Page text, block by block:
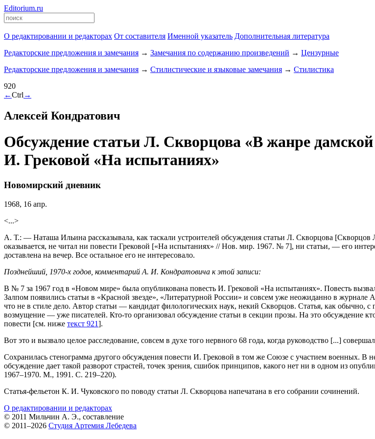
Editorium.ru
О редактировании и редакторах От составителя Именной указатель Дополнительная литература
Редакторские предложения и замечания → Замечания по содержанию произведений → Цензурные
Редакторские предложения и замечания → Стилистические и языковые замечания → Стилистика
920
←Ctrl →
Алексей Кондратович
Обсуждение статьи Л. Скворцова «В жанре дамской
И. Грековой «На испытаниях»
Новомирский дневник
1968, 16 апр.
<...>
А. Т.: — Наташа Ильина рассказывала, как таскали устроителей обсуждения статьи Л. Скворцова
оказывается, не читал ни повести Грековой [«На испытаниях» // Нов. мир. 1967. № 7], ни статьи, — его
доставлена на вечер. Все остальное его не интересовало.
Позднейший, 1970-х годов, комментарий А. И. Кондратовича к этой записи:
В № 7 за 1967 год в «Новом мире» была опубликована повесть И. Грековой «На испытаниях». Повесть
Залпом появились статьи в «Красной звезде», «Литературной России» и совсем уже неожиданно в журнале
что не в стиле дело. Автор статьи — кандидат филологических наук, некий Скворцов. Статья, как обычно,
возмущение — уже писателей. Кто-то организовал обсуждение статьи в секции прозы. На это обсуждение
повести [см. ниже текст 921].
Вот это и вызвало целое расследование, совсем в духе того нервного 68 года, когда руководство [...]
Сохранилась стенограмма другого обсуждения повести И. Грековой в том же Союзе с участием военных. В
обсуждение дает такой разворот страстей, точек зрения, сшибок принципов, какого нет ни в одном из
1967–1970. М., 1991. С. 219–220).
Статья-фельетон К. И. Чуковского по поводу статьи Л. Скворцова напечатана в его собрании сочинений.
О редактировании и редакторах
© 2011 Мильчин А. Э., составление
© 2011–2026 Студия Артемия Лебедева